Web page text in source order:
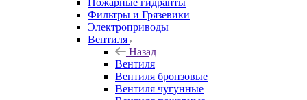
Фильтры и Грязевики
Электроприводы
Вентиля
Назад
Вентиля
Вентиля бронзовые
Вентиля чугунные